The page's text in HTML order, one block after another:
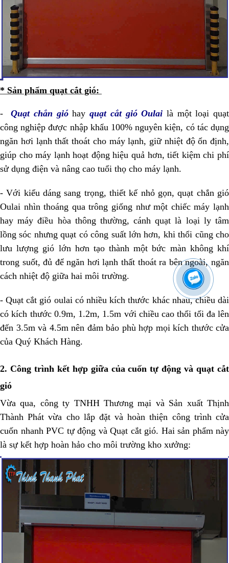
* Sản phẩm quạt cắt gió:
-Quạt chắn gióhayquạt cắt gió Oulai là một loại quạt
công nghiệp được nhập khẩu 100% nguyên kiện, có tác dụng
ngăn hơi lạnh thất thoát cho máy lạnh, giữ nhiệt độ ổn định,
giúp cho máy lạnh hoạt động hiệu quả hơn, tiết kiệm chi phí
sử dụng điện và nâng cao tuổi thọ cho máy lạnh.
- Với kiểu dáng sang trọng, thiết kế nhỏ gọn, quạt chắn gió
Oulai nhìn thoáng qua trông giống như một chiếc máy lạnh
hay máy điều hòa thông thường, cánh quạt là loại ly tâm
lồng sóc nhưng quạt có công suất lớn hơn, khi thổi cũng cho
lưu lượng gió lớn hơn tạo thành một bức màn không khí
trong suốt, đủ để ngăn hơi lạnh thất thoát ra bên ngoài, ngăn
cách nhiệt độ giữa hai môi trường.
- Quạt cắt gió oulai có nhiều kích thước khác nhau, chiều dài
có kích thước 0.9m, 1.2m, 1.5m với chiều cao thổi tối đa lên
đến 3.5m và 4.5m nên đảm bảo phù hợp mọi kích thước cửa
của Quý Khách Hàng.
2. Công trình kết hợp giữa của cuốn tự động và quạt cắt
gió
Vừa qua, công ty TNHH Thương mại và Sản xuất Thịnh
Thành Phát vừa cho lắp đặt và hoàn thiện công trình cửa
cuốn nhanh PVC tự động và Quạt cắt gió. Hai sản phẩm này
là sự kết hợp hoàn hảo cho môi trường kho xưởng: